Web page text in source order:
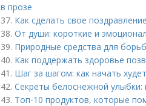
в прозе
37. Как сделать свое
38. От души: короткие и
39. Природные средства для
40. Как поддержать здоровье
41. Шаг за шагом: как начать
42. Секреты белоснежной улыбки:
43. Топ-10 продуктов, которые